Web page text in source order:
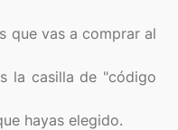
que vas a comprar al
la casilla de "código
hayas elegido.